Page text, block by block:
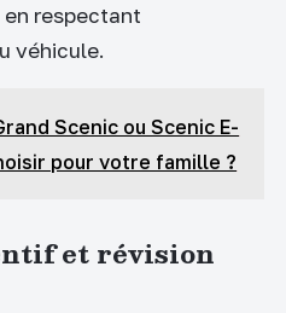
respectant
véhicule.
Scenic ou Scenic E-
pour votre famille ?
et révision